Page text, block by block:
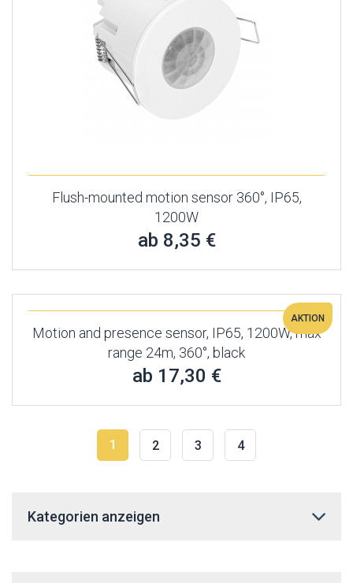
Flush-mounted motion sensor 360°, IP65,
1200W
ab 8,35 €
AKTION
Motion and presence sensor, IP65, 1200W, max
range 24m, 360°, black
ab 17,30 €
1 2 3 4
Kategorien anzeigen